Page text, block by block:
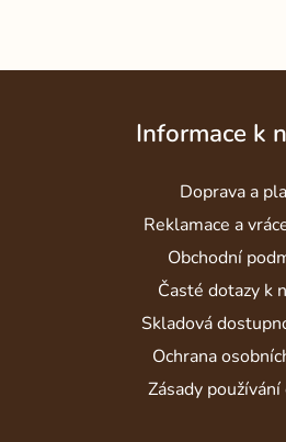
Informace k
Doprava a
Reklamace a
Obchodní
Časté dotazy k
Skladová
Ochrana
Zásady používání